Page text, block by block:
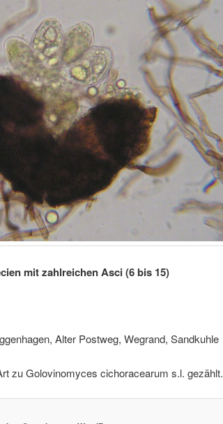
mit zahlreichen Asci (6 bis 15)
Alter Postweg, Wegrand, Sandkuhle
zu Golovinomyces cichoracearum s.l. gezählt.